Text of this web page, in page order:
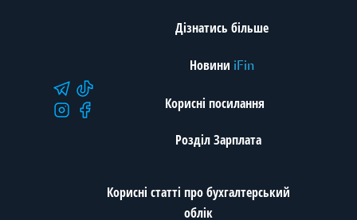
Дізнатись більше
Новини iFin
Корисні посилання
Розділ Зарплата
Корисні статті про бухгалтерський
облік